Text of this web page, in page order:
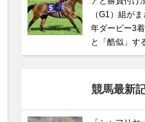
（G1）組が
年ダービー3
と「酷似」す
競馬最新